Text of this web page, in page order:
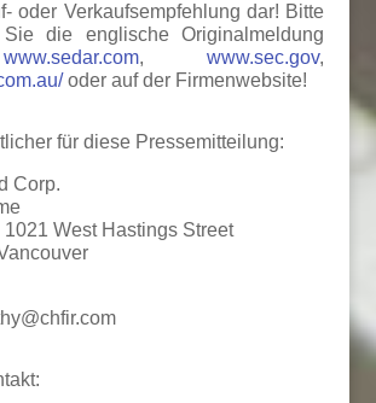
oder Verkaufsempfehlung dar! Bitte
Sie die englische Originalmeldung
www.sedar.com,www.sec.gov,
oder auf der Firmenwebsite!
für diese Pressemitteilung:
Corp.
1021 West Hastings Street